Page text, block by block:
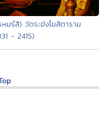
รํสี) วัดระฆังโฆสิตาราม
- 2415)